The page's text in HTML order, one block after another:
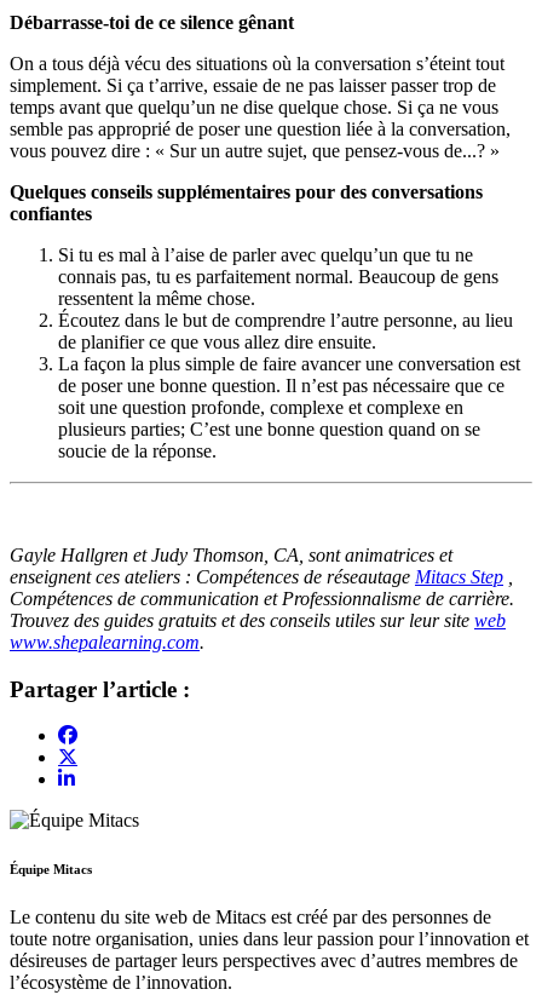
Débarrasse-toi de ce silence gênant
On a tous déjà vécu des situations où la conversation s’éteint tout
simplement. Si ça t’arrive, essaie de ne pas laisser passer trop de
temps avant que quelqu’un ne dise quelque chose. Si ça ne vous
semble pas approprié de poser une question liée à la conversation,
vous pouvez dire : « Sur un autre sujet, que pensez-vous de...? »
Quelques conseils supplémentaires pour des conversations
confiantes
Si tu es mal à l’aise de parler avec quelqu’un que tu ne
connais pas, tu es parfaitement normal. Beaucoup de gens
ressentent la même chose.
Écoutez dans le but de comprendre l’autre personne, au lieu
de planifier ce que vous allez dire ensuite.
La façon la plus simple de faire avancer une conversation est
de poser une bonne question. Il n’est pas nécessaire que ce
soit une question profonde, complexe et complexe en
plusieurs parties; C’est une bonne question quand on se
soucie de la réponse.
Gayle Hallgren et Judy Thomson, CA, sont animatrices et
enseignent ces ateliers : Compétences de réseautage Mitacs Step
Compétences de communication et Professionnalisme de carrière.
Trouvez des guides gratuits et des conseils utiles sur leur site web
www.shepalearning.com.
Partager l’article :
Équipe Mitacs
Le contenu du site web de Mitacs est créé par des personnes de
toute notre organisation, unies dans leur passion pour l’innovation et
désireuses de partager leurs perspectives avec d’autres membres de
l’écosystème de l’innovation.